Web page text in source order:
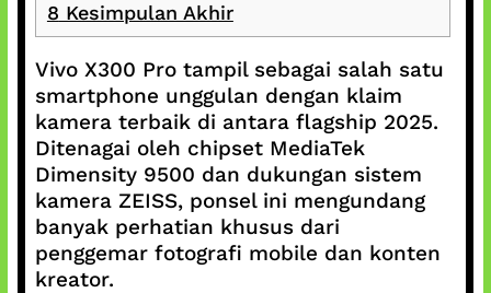
8 Kesimpulan Akhir
Vivo X300 Pro tampil sebagai salah satu
smartphone unggulan dengan klaim
kamera terbaik di antara flagship 2025.
Ditenagai oleh chipset MediaTek
Dimensity 9500 dan dukungan sistem
kamera ZEISS, ponsel ini mengundang
banyak perhatian khusus dari
penggemar fotografi mobile dan konten
kreator.